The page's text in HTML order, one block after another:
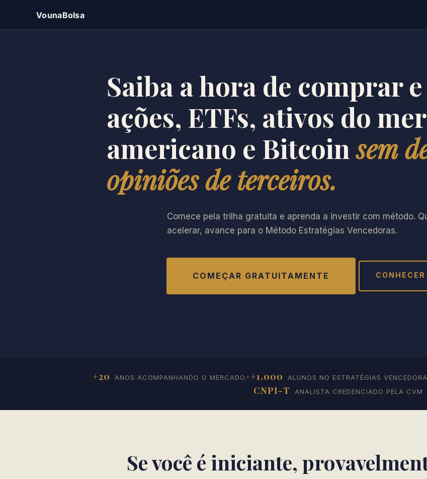
VounaBolsa
Saiba a hora de comprar
ações, ETFs, ativos do
americano e Bitcoinsem
opiniões de terceiros.
Comece pela trilha gratuita e aprenda a investir com método.
acelerar, avance para o Método Estratégias Vencedoras.
COMEÇAR GRATUITAMENTE
+20 ANOS ACOMPANHANDO O MERCADO • +1.000 ALUNOS NO ESTRATÉGIAS
CNPI-T ANALISTA CREDENCIADO PELA CVM
Se você é iniciante,